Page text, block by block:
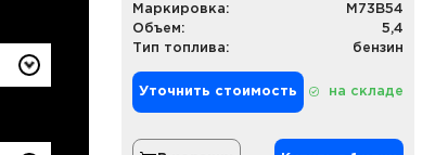
Маркировка:
M73B54
Объем:
5,4
Тип топлива:
бензин
Уточнить стоимость на складе